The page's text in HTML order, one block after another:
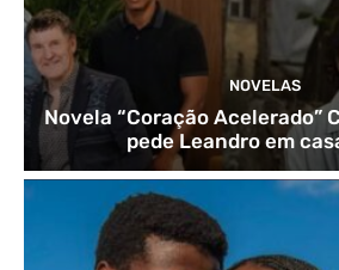
NOVELAS
Novela “Coração Acelerado”
pede Leandro em